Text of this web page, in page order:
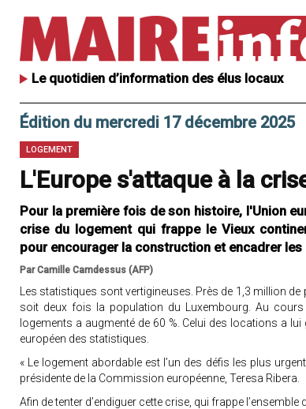
Le quotidien d’information des élus locaux
Édition du mercredi 17 décembre 2025
LOGEMENT
L'Europe s'attaque à la
Pour la première fois de son histoire, l'Union
crise du logement qui frappe le Vieux
pour encourager la construction et encadrer
Par Camille Camdessus (AFP)
Les statistiques sont vertigineuses. Près de 1,3 million
soit deux fois la population du Luxembourg. Au
logements a augmenté de 60 %. Celui des locations a
européen des statistiques.
« Le logement abordable est l’un des défis les plus
présidente de la Commission européenne, Teresa Ribera.
Afin de tenter d’endiguer cette crise, qui frappe